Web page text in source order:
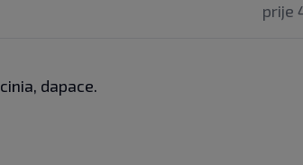
prije
dapace.